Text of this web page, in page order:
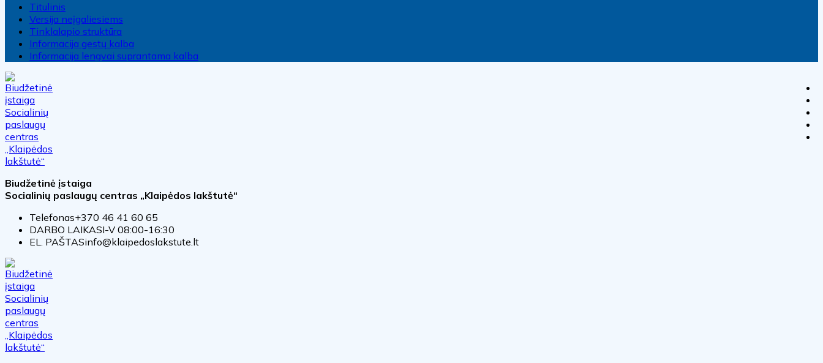
Titulinis
Versija neįgaliesiems
Tinklalapio struktūra
Informacija gestų kalba
Informacija lengvai suprantama kalba
Biudžetinė įstaiga
Socialinių paslaugų centras „Klaipėdos lakštutė“
Telefonas+370 46 41 60 65
DARBO LAIKASI-V 08:00-16:30
EL. PAŠTASinfo@klaipedoslakstute.lt